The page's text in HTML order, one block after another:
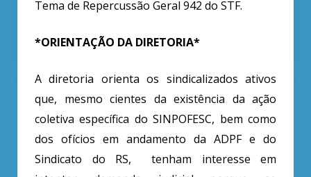
Tema de Repercussão Geral 942 do STF.
*ORIENTAÇÃO DA DIRETORIA*
A diretoria orienta os sindicalizados ativos
que, mesmo cientes da existência da ação
coletiva específica do SINPOFESC, bem como
dos ofícios em andamento da ADPF e do
Sindicato do RS, tenham interesse em